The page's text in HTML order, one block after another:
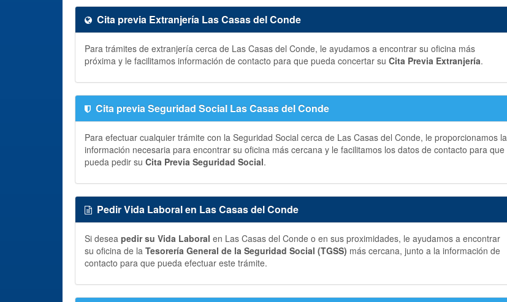
Cita previa Extranjería Las Casas del Conde
Para trámites de extranjería cerca de Las Casas del Conde, le ayudamos a encontrar su oficina más
próxima y le facilitamos información de contacto para que pueda concertar su Cita Previa Extranjería.
Cita previa Seguridad Social Las Casas del Conde
Para efectuar cualquier trámite con la Seguridad Social cerca de Las Casas del Conde, le proporcionamos la
información necesaria para encontrar su oficina más cercana y le facilitamos los datos de contacto para que
pueda pedir su Cita Previa Seguridad Social.
Pedir Vida Laboral en Las Casas del Conde
Si desea pedir su Vida Laboral en Las Casas del Conde o en sus proximidades, le ayudamos a encontrar
su oficina de la Tesorería General de la Seguridad Social (TGSS) más cercana, junto a la información de
contacto para que pueda efectuar este trámite.